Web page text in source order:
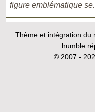
figure emblématique
Thème et intégration du
humble
© 2007 -